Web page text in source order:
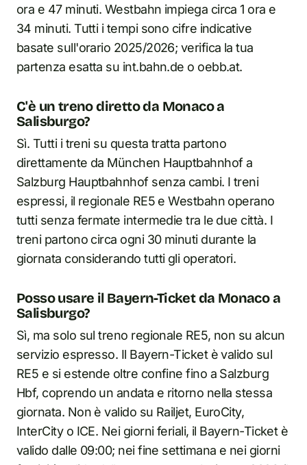
ora e 47 minuti. Westbahn impiega circa 1 ora e
34 minuti. Tutti i tempi sono cifre indicative
basate sull'orario 2025/2026; verifica la tua
partenza esatta su int.bahn.de o oebb.at.
C'è un treno diretto da Monaco a
Salisburgo?
Sì. Tutti i treni su questa tratta partono
direttamente da München Hauptbahnhof a
Salzburg Hauptbahnhof senza cambi. I treni
espressi, il regionale RE5 e Westbahn operano
tutti senza fermate intermedie tra le due città. I
treni partono circa ogni 30 minuti durante la
giornata considerando tutti gli operatori.
Posso usare il Bayern-Ticket da Monaco a
Salisburgo?
Sì, ma solo sul treno regionale RE5, non su alcun
servizio espresso. Il Bayern-Ticket è valido sul
RE5 e si estende oltre confine fino a Salzburg
Hbf, coprendo un andata e ritorno nella stessa
giornata. Non è valido su Railjet, EuroCity,
InterCity o ICE. Nei giorni feriali, il Bayern-Ticket è
valido dalle 09:00; nei fine settimana e nei giorni